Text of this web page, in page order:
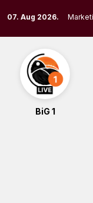
to
content
07. Aug 2026.
BiG 1